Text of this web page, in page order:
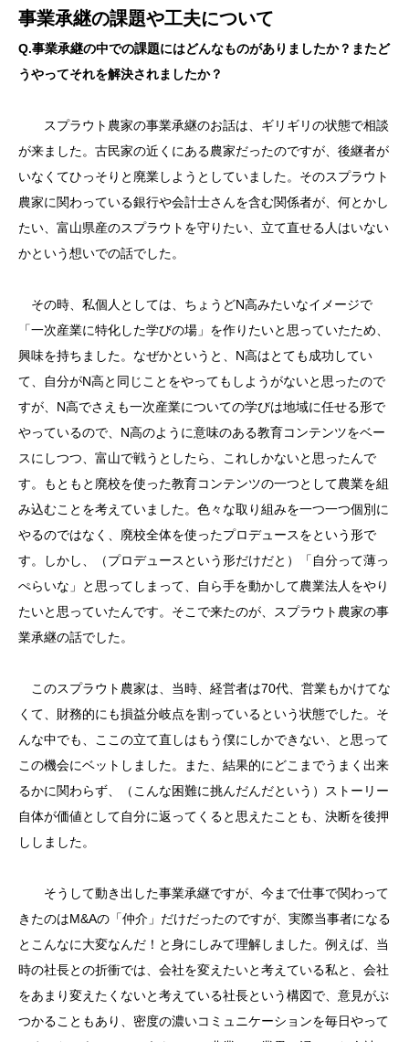
事業承継の課題や工夫について
Q.事業承継の中での課題にはどんなものがありましたか？またど
うやってそれを解決されましたか？
スプラウト農家の事業承継のお話は、ギリギリの状態で相談
が来ました。古民家の近くにある農家だったのですが、後継者が
いなくてひっそりと廃業しようとしていました。そのスプラウト
農家に関わっている銀行や会計士さんを含む関係者が、何とかし
たい、富山県産のスプラウトを守りたい、立て直せる人はいない
かという想いでの話でした。
その時、私個人としては、ちょうどN高みたいなイメージで
「一次産業に特化した学びの場」を作りたいと思っていたため、
興味を持ちました。なぜかというと、N高はとても成功してい
て、自分がN高と同じことをやってもしようがないと思ったので
すが、N高でさえも一次産業についての学びは地域に任せる形で
やっているので、N高のように意味のある教育コンテンツをベー
スにしつつ、富山で戦うとしたら、これしかないと思ったんで
す。もともと廃校を使った教育コンテンツの一つとして農業を組
み込むことを考えていました。色々な取り組みを一つ一つ個別に
やるのではなく、廃校全体を使ったプロデュースをという形で
す。しかし、（プロデュースという形だけだと）「自分って薄っ
ぺらいな」と思ってしまって、自ら手を動かして農業法人をやり
たいと思っていたんです。そこで来たのが、スプラウト農家の事
業承継の話でした。
このスプラウト農家は、当時、経営者は70代、営業もかけてな
くて、財務的にも損益分岐点を割っているという状態でした。そ
んな中でも、ここの立て直しはもう僕にしかできない、と思って
この機会にベットしました。また、結果的にどこまでうまく出来
るかに関わらず、（こんな困難に挑んだんだという）ストーリー
自体が価値として自分に返ってくると思えたことも、決断を後押
ししました。
そうして動き出した事業承継ですが、今まで仕事で関わって
きたのはM&Aの「仲介」だけだったのですが、実際当事者になる
とこんなに大変なんだ！と身にしみて理解しました。例えば、当
時の社長との折衝では、会社を変えたいと考えている私と、会社
をあまり変えたくないと考えている社長という構図で、意見がぶ
つかることもあり、密度の濃いコミュニケーションを毎日やって